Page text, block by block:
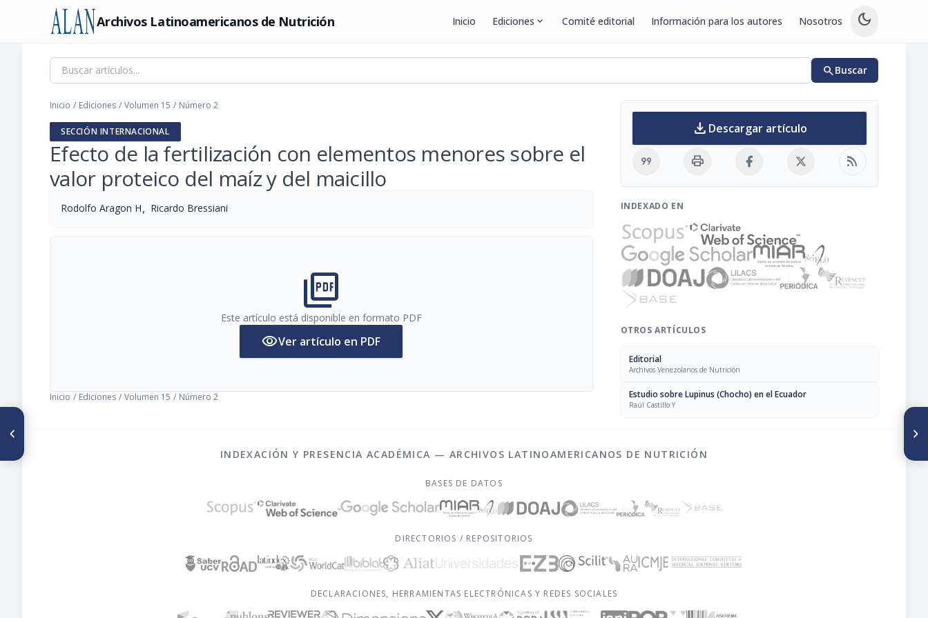
Archivos Latinoamericanos de Nutrición Inicio Ediciones expand_more Comité editorial Información para los autores Nosotros dark_mode
searchBuscar
Inicio / Ediciones / Volumen 15 / Número 2
SECCIÓN INTERNACIONAL
Efecto de la fertilización con elementos menores sobre el
valor proteico del maíz y del maicillo
Rodolfo Aragon H, Ricardo Bressiani
picture_as_pdf
Este artículo está disponible en formato PDF
visibilityVer artículo en PDF
Inicio / Ediciones / Volumen 15 / Número 2
download Descargar artículo
format_quote print rss_feed
INDEXADO EN
OTROS ARTÍCULOS
Editorial
Archivos Venezolanos de Nutrición
Estudio sobre Lupinus (Chocho) en el Ecuador
Raúl Castillo Y
INDEXACIÓN Y PRESENCIA ACADÉMICA — ARCHIVOS LATINOAMERICANOS DE NUTRICIÓN
BASES DE DATOS
DIRECTORIOS / REPOSITORIOS
DECLARACIONES, HERRAMIENTAS ELECTRÓNICAS Y REDES SOCIALES